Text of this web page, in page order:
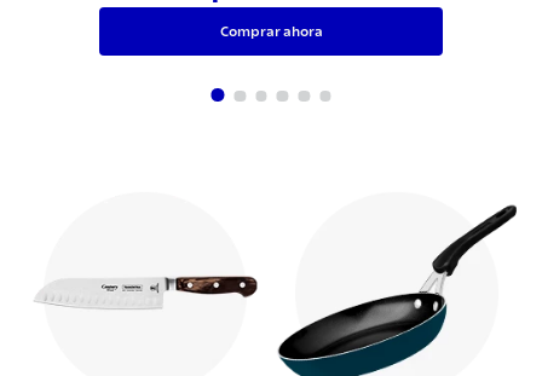
Comprar ahora